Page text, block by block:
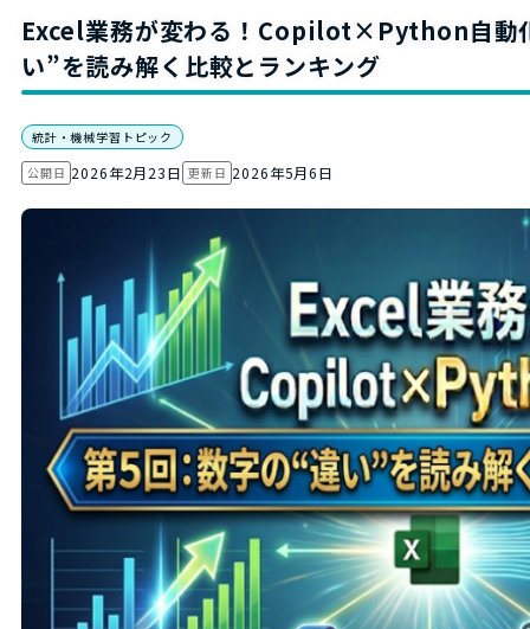
Excel業務が変わる！Copilot×Python自動
い”を読み解く比較とランキング
統計・機械学習トピック
公開日 2026年2月23日 更新日 2026年5月6日